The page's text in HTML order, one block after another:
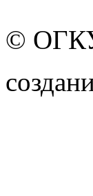
©